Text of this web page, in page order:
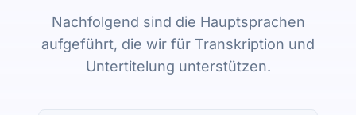
Nachfolgend sind die Hauptsprachen
aufgeführt, die wir für Transkription und
Untertitelung unterstützen.